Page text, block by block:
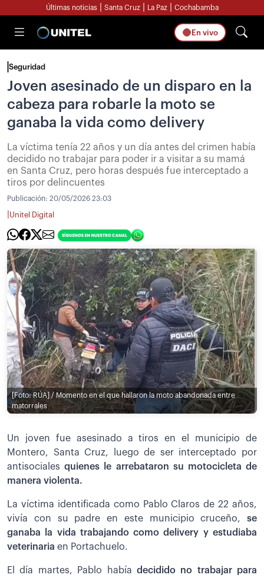
Últimas noticias Santa Cruz La Paz Cochabamba
En vivo
Seguridad
Joven asesinado de un disparo en la
cabeza para robarle la moto se
ganaba la vida como delivery
La víctima tenía 22 años y un día antes del crimen había
decidido no trabajar para poder ir a visitar a su mamá
en Santa Cruz, pero horas después fue interceptado a
tiros por delincuentes
Publicación: 20/05/2026 23:03
Unitel Digital
[Foto: RÚA] / Momento en el que hallaron la moto abandonada entre
matorrales
Un joven fue asesinado a tiros en el municipio de
Montero, Santa Cruz, luego de ser interceptado por
antisocialesquienes le arrebataron su motocicleta de
manera violenta.
La víctima identificada como Pablo Claros de 22 años,
vivía con su padre en este municipio cruceño, se
ganaba la vida trabajando como delivery y estudiaba
veterinaria en Portachuelo.
El día martes, Pablo había decidido no trabajar para